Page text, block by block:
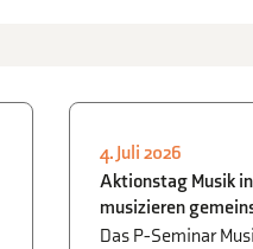
SCHÜLER
SEMINAR
4. Juli 2026
Aktionstag Musik
musizieren
Das P-Seminar